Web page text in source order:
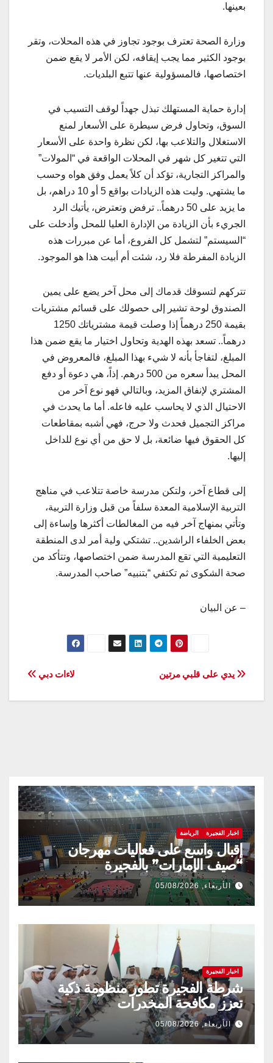
بعينها.
وزارة الصحة تعترف بوجود تجاوز في هذه المحلات، وتقر
بوجود الكثير مما يجب إيقافه، لكن الأمر لا يقع ضمن
اختصاصها، فالمسؤولية عنها تتبع البلديات.
إدارة حماية المستهلك تبذل جهداً لوقف التسيب في
السوق، وتحاول فرض سيطرة على الأسعار لمنع
الاستغلال والتلاعب بها، لكن نظرة واحدة على الأسعار
التي تتغير كل شهر في المحلات الواقعة في “المولات”
والمراكز التجارية، تؤكد أن كلاً يعمل وفق هواه وحسب
ما يشتهي. وليت هذه الزيادات بواقع 5 أو 10 دراهم، بل
ما يزيد على 50 درهماً.. ترفض وتعترض، يأتيك الرد
الجريء بأن الزيادة من الإدارة العليا للمحل وأدخلت على
“السيستم” لتشمل كل الفروع، أما عن مبررات هذه
الزيادة المفرطة فلا رد، شئت أم أبيت هذا هو الموجود.
تتركهم لتسوقك قدماك إلى محل آخر يضع على يمين
الصندوق لوحة تشير إلى حصولك على قسائم مشتريات
بقيمة 250 درهماً إذا وصلت قيمة مشترياتك 1250
درهماً.. تسعد بهذه الهدية وتحاول اختيار ما يقع ضمن هذا
المبلغ، لتفاجأ بأنه لا شيء بهذا المبلغ، فالمعروض في
المحل يبدأ سعره من 500 درهم. إذاً، هي دعوة أو دفع
المشتري لإنفاق المزيد، وبالتالي فهو نوع آخر من
الاحتيال الذي لا يحاسب عليه فاعله. أما ما يحدث في
مراكز التجميل فحدث ولا حرج، فهي أشبه بمقاطعات
كل الحقوق فيها ضائعة، بل لا حق من أي نوع للداخل
إليها.
إلى قطاع آخر، ولتكن مدرسة خاصة تتلاعب في مناهج
التربية الإسلامية المعدة سلفاً من قبل وزارة التربية،
وتأتي بمنهاج آخر فيه من المغالطات أكثرها وإساءة إلى
بعض الخلفاء الراشدين.. تشتكي ولية أمر لدى المنطقة
التعليمية التي تقع المدرسة ضمن اختصاصها، وتتأكد من
صحة الشكوى ثم تكتفي “بتنبيه” صاحب المدرسة.
– عن البيان
تصفّح
المقالات
لاءات دبي يدي على قلبي مرتين
اخبار الفجيرة الرياضة
إقبال واسع على فعاليات مهرجان
“صيف الإمارات” بالفجيرة
الأربعاء, 05/08/2026
اخبار الفجيرة
شرطة الفجيرة تطور منظومة ذكية
تعزز مكافحة المخدرات
الأربعاء, 05/08/2026